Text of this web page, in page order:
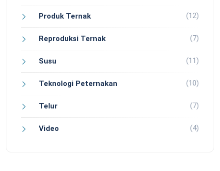
Produk Ternak (12)
Reproduksi Ternak (7)
Susu (11)
Teknologi Peternakan (10)
Telur (7)
Video (4)